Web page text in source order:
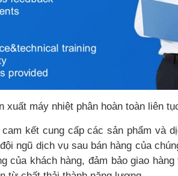
xuất máy nhiệt phân hoàn toàn liên
kết cung cấp các sản phẩm và
ngũ dịch vụ sau bán hàng của
của khách hàng, đảm bảo giao